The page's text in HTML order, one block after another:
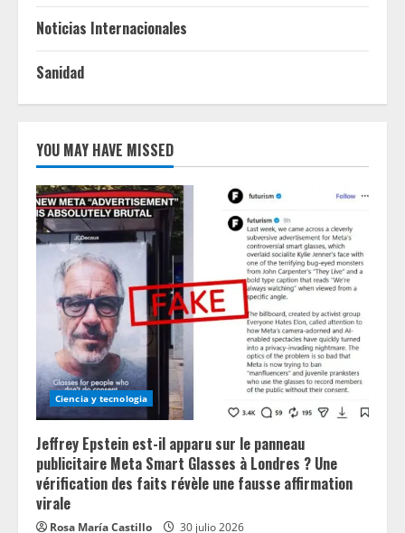
Noticias Internacionales
Sanidad
YOU MAY HAVE MISSED
Ciencia y tecnologia
Jeffrey Epstein est-il apparu sur le panneau
publicitaire Meta Smart Glasses à Londres ? Une
vérification des faits révèle une fausse affirmation
virale
Rosa María Castillo 30 julio 2026